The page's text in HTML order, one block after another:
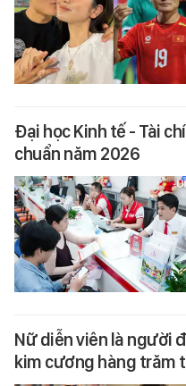
Đại học Kinh tế - Tài
chuẩn năm 2026
Nữ diễn viên là người
kim cương hàng trăm